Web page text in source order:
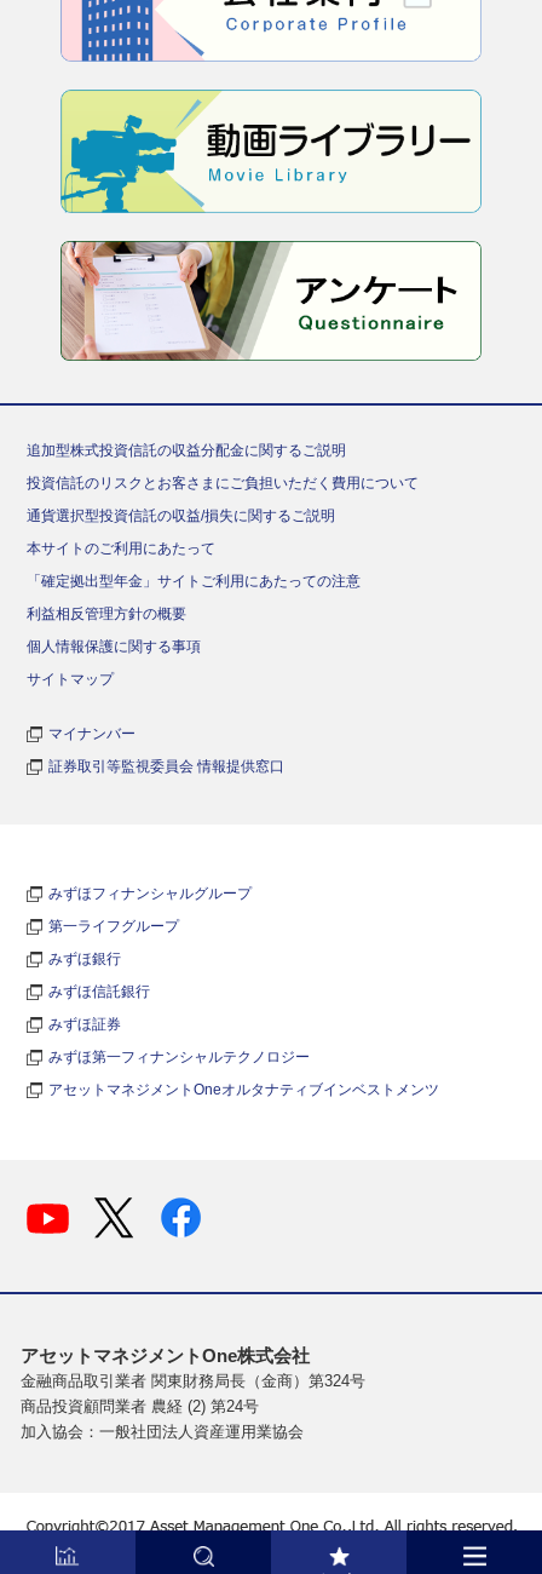
追加型株式投資信託の収益分配金に関するご説明
投資信託のリスクとお客さまにご負担いただく費用について
通貨選択型投資信託の収益/損失に関するご説明
本サイトのご利用にあたって
「確定拠出型年金」サイトご利用にあたっての注意
利益相反管理方針の概要
個人情報保護に関する事項
サイトマップ
マイナンバー
証券取引等監視委員会 情報提供窓口
みずほフィナンシャルグループ
第一ライフグループ
みずほ銀行
みずほ信託銀行
みずほ証券
みずほ第一フィナンシャルテクノロジー
アセットマネジメントOneオルタナティブインベストメンツ
アセットマネジメントOne株式会社
金融商品取引業者 関東財務局長（金商）第324号
商品投資顧問業者 農経 (2) 第24号
加入協会：一般社団法人資産運用業協会